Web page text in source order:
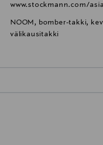
www.stockmann.com/
NOOM, bomber-takki,
välikausitakki